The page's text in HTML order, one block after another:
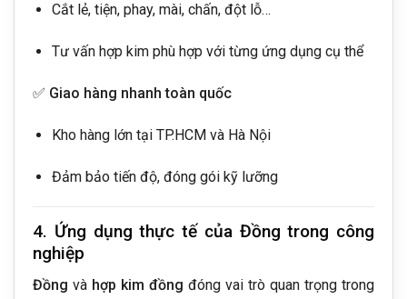
Cắt lẻ, tiện, phay, mài, chấn, đột lỗ…
Tư vấn hợp kim phù hợp với từng ứng dụng cụ thể
✅ Giao hàng nhanh toàn quốc
Kho hàng lớn tại TP.HCM và Hà Nội
Đảm bảo tiến độ, đóng gói kỹ lưỡng
4. Ứng dụng thực tế của Đồng trong công
nghiệp
Đồng và hợp kim đồng đóng vai trò quan trọng trong